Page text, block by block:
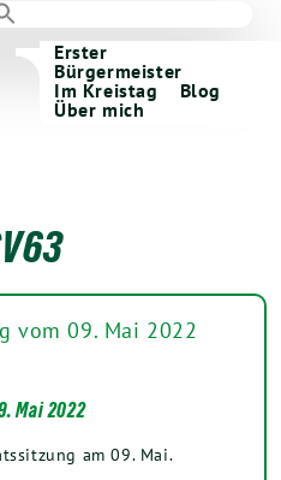
Erster
Bürgermeister
Im Kreistag
Blog
Über mich
Mai 2022
am 09. Mai.